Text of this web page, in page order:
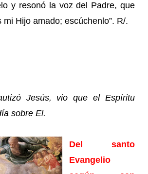
y resonó la voz del Padre, que
mi Hijo amado; escúchenlo”. R/.
Jesús, vio que el Espíritu
sobre El.
Del santo
Evangelio